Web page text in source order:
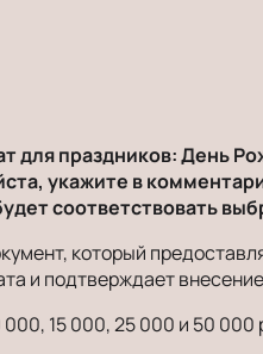
для праздников: День
укажите в
соответствовать
который
и подтверждает
15 000, 25 000 и 50 000